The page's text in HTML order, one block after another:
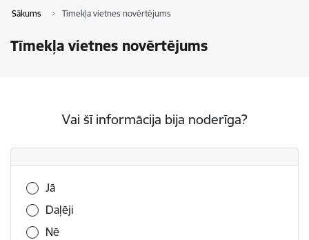
Sākums Tīmekļa vietnes novērtējums
Tīmekļa vietnes novērtējums
Vai šī informācija bija noderīga?
Vai šī informācija bija noderīga?
Jā
Daļēji
Nē